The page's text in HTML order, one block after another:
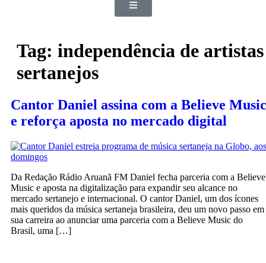
Tag: independência de artistas
sertanejos
Cantor Daniel assina com a Believe Music
e reforça aposta no mercado digital
Da Redação Rádio Aruanã FM Daniel fecha parceria com a Believe
Music e aposta na digitalização para expandir seu alcance no
mercado sertanejo e internacional. O cantor Daniel, um dos ícones
mais queridos da música sertaneja brasileira, deu um novo passo em
sua carreira ao anunciar uma parceria com a Believe Music do
Brasil, uma […]